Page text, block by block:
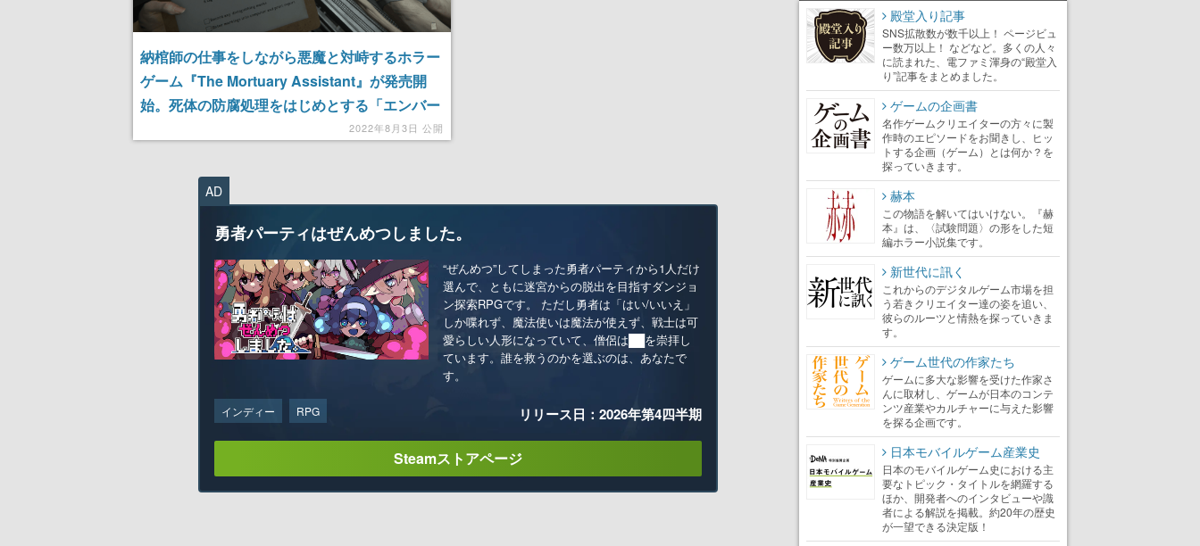
納棺師の仕事をしながら悪魔と対峙するホラー
ゲーム『The Mortuary Assistant』が発売開
始。死体の防腐処理をはじめとする「エンバー
ミング」を行いながら悪魔を追い払い魂を救え
2022年8月3日 公開
AD
勇者パーティはぜんめつしました。
“ぜんめつ”してしまった勇者パーティから1人だけ
選んで、ともに迷宮からの脱出を目指すダンジョ
ン探索RPGです。 ただし勇者は「はい/いいえ」
しか喋れず、魔法使いは魔法が使えず、戦士は可
愛らしい人形になっていて、僧侶は██を崇拝し
ています。誰を救うのかを選ぶのは、あなたで
す。
インディー RPG リリース日：2026年第4四半期
Steamストアページ
殿堂入り記事
SNS拡散数が数千以上！ ページビュ
ー数万以上！ などなど。多くの人々
に読まれた、電ファミ渾身の“殿堂入
り”記事をまとめました。
ゲームの企画書
名作ゲームクリエイターの方々に製
作時のエピソードをお聞きし、ヒッ
トする企画（ゲーム）とは何か？を
探っていきます。
赫本
この物語を解いてはいけない。『赫
本』は、〈試験問題〉の形をした短
編ホラー小説集です。
新世代に訊く
これからのデジタルゲーム市場を担
う若きクリエイター達の姿を追い、
彼らのルーツと情熱を探っていきま
す。
ゲーム世代の作家たち
ゲームに多大な影響を受けた作家さ
んに取材し、ゲームが日本のコンテ
ンツ産業やカルチャーに与えた影響
を探る企画です。
日本モバイルゲーム産業史
日本のモバイルゲーム史における主
要なトピック・タイトルを網羅する
ほか、開発者へのインタビューや識
者による解説を掲載。約20年の歴史
が一望できる決定版！